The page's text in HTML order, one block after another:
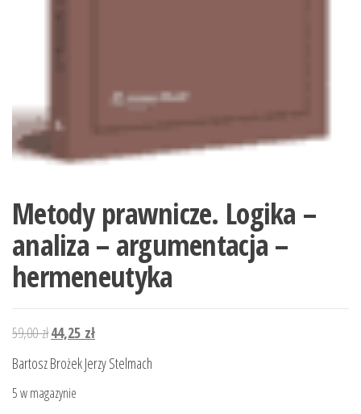
Metody prawnicze. Logika –
analiza – argumentacja –
hermeneutyka
59,00złPierwotna
cena
wynosiła:
59,00 zł.
44,25 złAktualna
cena
wynosi:
Bartosz Brożek Jerzy Stelmach
5 w magazynie